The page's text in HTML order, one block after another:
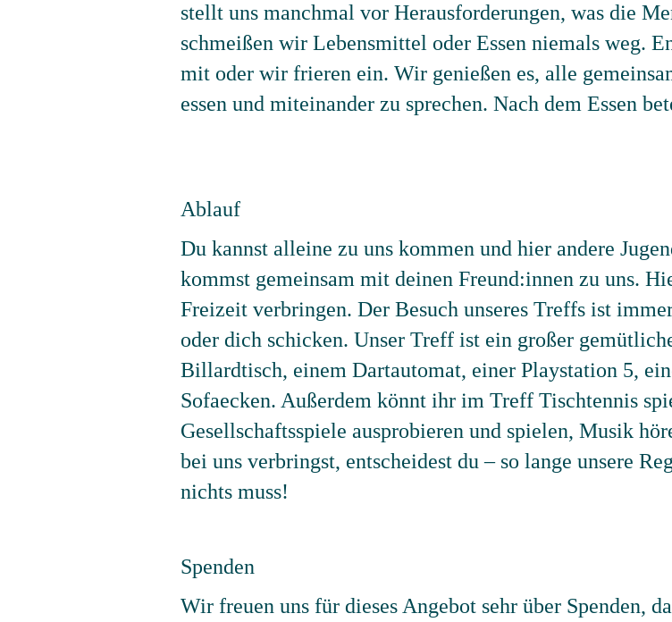
stellt uns manchmal vor Herausforderungen, was die
schmeißen wir Lebensmittel oder Essen niemals weg.
mit oder wir frieren ein. Wir genießen es, alle
essen und miteinander zu sprechen. Nach dem Essen
Ablauf
Du kannst alleine zu uns kommen und hier andere
kommst gemeinsam mit deinen Freund:innen zu uns.
Freizeit verbringen. Der Besuch unseres Treffs ist
oder dich schicken. Unser Treff ist ein großer
Billardtisch, einem Dartautomat, einer Playstation 5,
Sofaecken. Außerdem könnt ihr im Treff Tischtennis
Gesellschaftsspiele ausprobieren und spielen, Musik
bei uns verbringst, entscheidest du – so lange unsere
nichts muss!
Spenden
Wir freuen uns für dieses Angebot sehr über Spenden,